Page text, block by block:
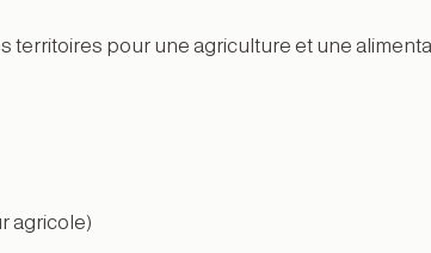
territoires pour une agriculture et une
agricole)